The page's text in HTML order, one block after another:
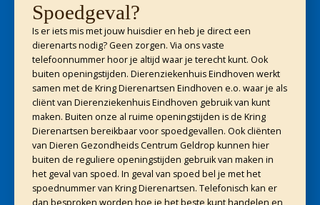
Spoedgeval?
Is er iets mis met jouw huisdier en heb je direct een
dierenarts nodig? Geen zorgen. Via ons vaste
telefoonnummer hoor je altijd waar je terecht kunt. Ook
buiten openingstijden. Dierenziekenhuis Eindhoven werkt
samen met de Kring Dierenartsen Eindhoven e.o. waar je als
cliënt van Dierenziekenhuis Eindhoven gebruik van kunt
maken. Buiten onze al ruime openingstijden is de Kring
Dierenartsen bereikbaar voor spoedgevallen. Ook cliënten
van Dieren Gezondheids Centrum Geldrop kunnen hier
buiten de reguliere openingstijden gebruik van maken in
het geval van spoed. In geval van spoed bel je met het
spoednummer van Kring Dierenartsen. Telefonisch kan er